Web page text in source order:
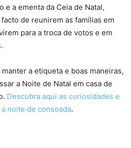
e a ementa da Ceia de Natal,
de reunirem as famílias em
para a troca de votos e em
a etiqueta e boas maneiras,
a Noite de Natal em casa de
Descubra aqui as curiosidades e
noite de consoada.